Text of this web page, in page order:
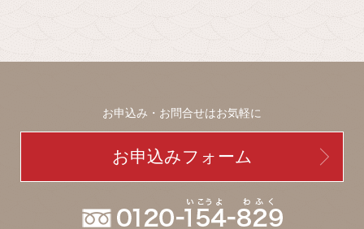
お申込み・お問合せはお気軽に
お申込みフォーム